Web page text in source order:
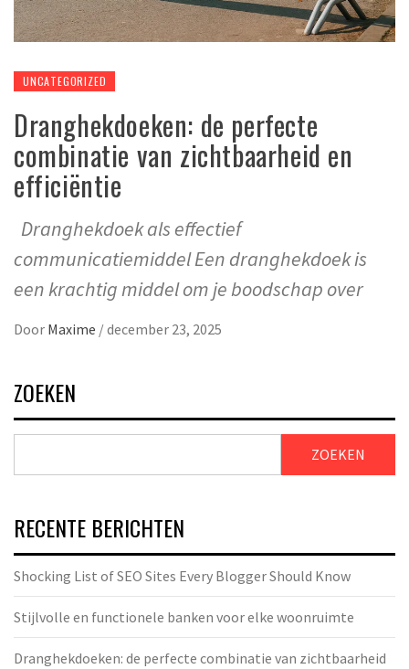
UNCATEGORIZED
Dranghekdoeken: de perfecte
combinatie van zichtbaarheid en
efficiëntie
Dranghekdoek als effectief
communicatiemiddel Een dranghekdoek is
een krachtig middel om je boodschap over
Door Maxime /december 23, 2025
ZOEKEN
ZOEKEN
RECENTE BERICHTEN
Shocking List of SEO Sites Every Blogger Should Know
Stijlvolle en functionele banken voor elke woonruimte
Dranghekdoeken: de perfecte combinatie van zichtbaarheid